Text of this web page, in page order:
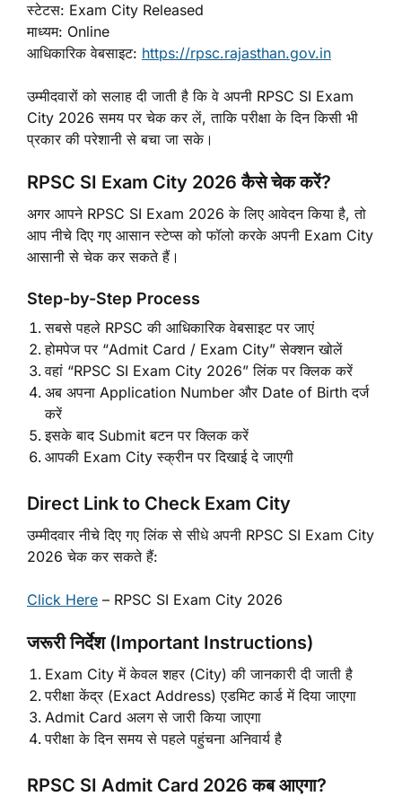
स्टेटस: Exam City Released
माध्यम: Online
आधिकारिक वेबसाइट: https://rpsc.rajasthan.gov.in⁠
उम्मीदवारों को सलाह दी जाती है कि वे अपनी RPSC SI Exam
City 2026 समय पर चेक कर लें, ताकि परीक्षा के दिन किसी भी
प्रकार की परेशानी से बचा जा सके।
RPSC SI Exam City 2026 कैसे चेक करें?
अगर आपने RPSC SI Exam 2026 के लिए आवेदन किया है, तो
आप नीचे दिए गए आसान स्टेप्स को फॉलो करके अपनी Exam City
आसानी से चेक कर सकते हैं।
Step-by-Step Process
सबसे पहले RPSC की आधिकारिक वेबसाइट पर जाएं
होमपेज पर “Admit Card / Exam City” सेक्शन खोलें
वहां “RPSC SI Exam City 2026” लिंक पर क्लिक करें
अब अपना Application Number और Date of Birth दर्ज
करें
इसके बाद Submit बटन पर क्लिक करें
आपकी Exam City स्क्रीन पर दिखाई दे जाएगी
Direct Link to Check Exam City
उम्मीदवार नीचे दिए गए लिंक से सीधे अपनी RPSC SI Exam City
2026 चेक कर सकते हैं:
Click Here – RPSC SI Exam City 2026
जरूरी निर्देश (Important Instructions)
Exam City में केवल शहर (City) की जानकारी दी जाती है
परीक्षा केंद्र (Exact Address) एडमिट कार्ड में दिया जाएगा
Admit Card अलग से जारी किया जाएगा
परीक्षा के दिन समय से पहले पहुंचना अनिवार्य है
RPSC SI Admit Card 2026 कब आएगा?